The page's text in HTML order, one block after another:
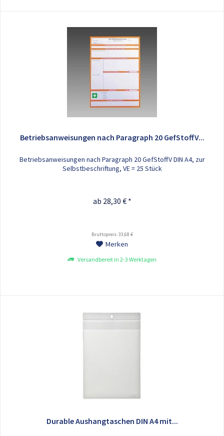
Betriebsanweisungen nach Paragraph 20 GefStoffV...
Betriebsanweisungen nach Paragraph 20 GefStoffV DIN A4, zur
Selbstbeschriftung, VE = 25 Stück
ab 28,30 € *
Bruttopreis: 33,68 €
Merken
Versandbereit in 2-3 Werktagen
Durable Aushangtaschen DIN A4 mit...